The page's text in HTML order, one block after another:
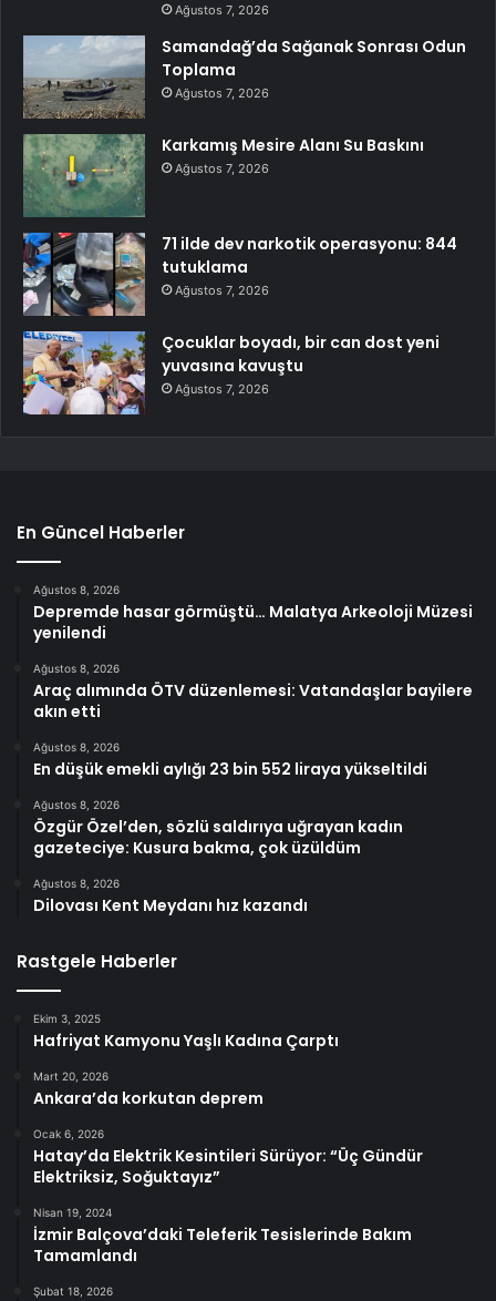
Ağustos 7, 2026
Samandağ’da Sağanak Sonrası Odun
Toplama
Ağustos 7, 2026
Karkamış Mesire Alanı Su Baskını
Ağustos 7, 2026
71 ilde dev narkotik operasyonu: 844
tutuklama
Ağustos 7, 2026
Çocuklar boyadı, bir can dost yeni
yuvasına kavuştu
Ağustos 7, 2026
En Güncel Haberler
Ağustos 8, 2026
Depremde hasar görmüştü… Malatya Arkeoloji Müzesi
yenilendi
Ağustos 8, 2026
Araç alımında ÖTV düzenlemesi: Vatandaşlar bayilere
akın etti
Ağustos 8, 2026
En düşük emekli aylığı 23 bin 552 liraya yükseltildi
Ağustos 8, 2026
Özgür Özel’den, sözlü saldırıya uğrayan kadın
gazeteciye: Kusura bakma, çok üzüldüm
Ağustos 8, 2026
Dilovası Kent Meydanı hız kazandı
Rastgele Haberler
Ekim 3, 2025
Hafriyat Kamyonu Yaşlı Kadına Çarptı
Mart 20, 2026
Ankara’da korkutan deprem
Ocak 6, 2026
Hatay’da Elektrik Kesintileri Sürüyor: “Üç Gündür
Elektriksiz, Soğuktayız”
Nisan 19, 2024
İzmir Balçova’daki Teleferik Tesislerinde Bakım
Tamamlandı
Şubat 18, 2026